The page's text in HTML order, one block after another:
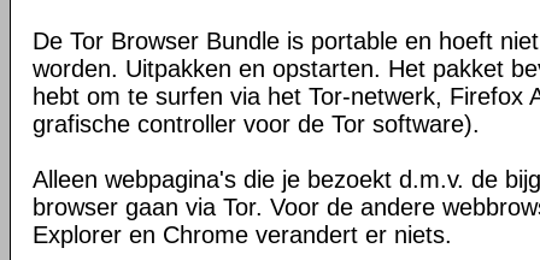
De Tor Browser Bundle is portable en hoeft
worden. Uitpakken en opstarten. Het pakket
hebt om te surfen via het Tor-netwerk, Firefox
grafische controller voor de Tor software).
Alleen webpagina's die je bezoekt d.m.v. de
browser gaan via Tor. Voor de andere
Explorer en Chrome verandert er niets.